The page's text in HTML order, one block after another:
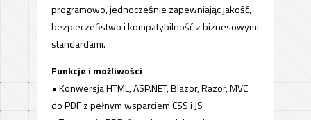
programowo, jednocześnie zapewniając jakość,
bezpieczeństwo i kompatybilność z biznesowymi
standardami.
Funkcje i możliwości
• Konwersja HTML, ASP.NET, Blazor, Razor, MVC
do PDF z pełnym wsparciem CSS i JS